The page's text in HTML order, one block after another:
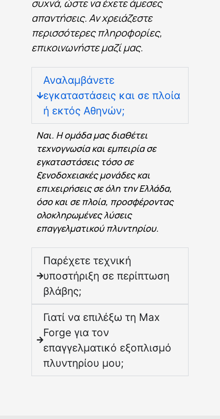
elit. Ut
tellus,
luctus
nec
ullamcorper
pulvinar
Here
συχνά, ώστε να έχετε άμεσες
απαντήσεις. Αν χρειάζεστε
περισσότερες πληροφορίες,
επικοινωνήστε μαζί μας.
Αναλαμβάνετε
εγκαταστάσεις και σε πλοία
ή εκτός Αθηνών;
Ναι. Η ομάδα μας διαθέτει
τεχνογνωσία και εμπειρία σε
εγκαταστάσεις τόσο σε
ξενοδοχειακές μονάδες και
επιχειρήσεις σε όλη την Ελλάδα,
όσο και σε πλοία, προσφέροντας
ολοκληρωμένες λύσεις
επαγγελματικού πλυντηρίου.
Παρέχετε τεχνική
υποστήριξη σε περίπτωση
βλάβης;
Γιατί να επιλέξω τη Max
Forge για τον
επαγγελματικό εξοπλισμό
πλυντηρίου μου;